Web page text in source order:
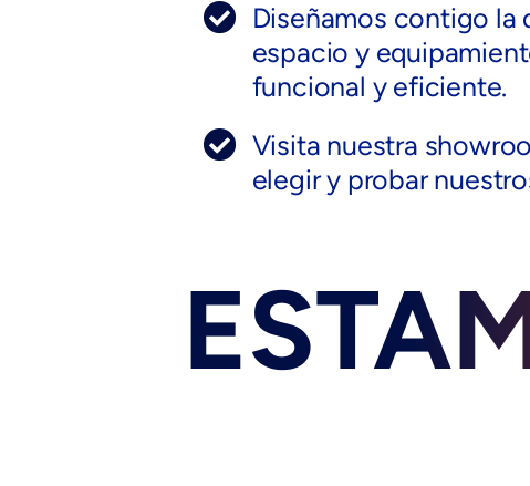
Diseñamos contigo la
espacio y
funcional y eficiente.
Visita nuestra
elegir y probar